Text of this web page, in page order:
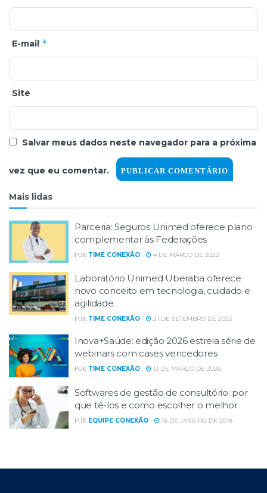
E-mail *
Site
Salvar meus dados neste navegador para a próxima
vez que eu comentar.
Mais lidas
Parceria: Seguros Unimed oferece plano
complementar às Federações
POR TIME CONEXÃO 4 DE MARÇO DE 2022
Laboratório Unimed Uberaba oferece
novo conceito em tecnologia, cuidado e
agilidade
POR TIME CONEXÃO 21 DE SETEMBRO DE 2023
Inova+Saúde: edição 2026 estreia série de
webinars com cases vencedores
POR TIME CONEXÃO 13 DE MARÇO DE 2026
Softwares de gestão de consultório: por
que tê-los e como escolher o melhor
POR EQUIPE CONEXÃO 16 DE JANEIRO DE 2018